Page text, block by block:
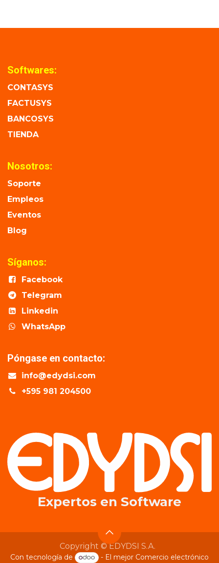
Softwares:
CONTASYS
FACTUSYS
BANCOSYS
TIENDA
Nosotros:
Soporte
Empleos
Eventos
Blog
Síganos:
Facebook
Telegram
Linkedin
WhatsApp
Póngase en contacto:
info@edydsi.com
+595 981 204500
Expertos en​ Software
Copyright © EDYDSI S.A.
Con tecnología de - El mejor Comercio electrónico